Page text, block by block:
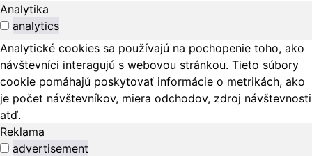
Analytika
analytics
Analytické cookies sa používajú na pochopenie toho, ako
návštevníci interagujú s webovou stránkou. Tieto súbory
cookie pomáhajú poskytovať informácie o metrikách, ako
je počet návštevníkov, miera odchodov, zdroj návštevnosti
atď.
Reklama
advertisement